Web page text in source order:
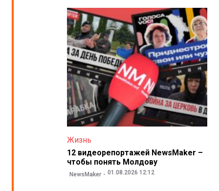
Жизнь
12 видеорепортажей NewsMaker –
чтобы понять Молдову
NewsMaker 01.08.2026 12:12